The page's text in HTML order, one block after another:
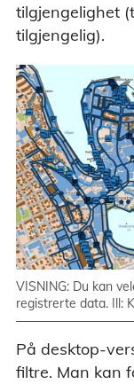
tilgjengelighet
tilgjengelig).
VISNING: Du kan
registrerte data. Ill:
På desktop-
filtre. Man kan